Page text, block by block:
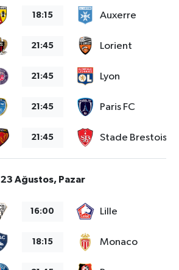
18:15 Auxerre
21:45 Lorient
21:45 Lyon
21:45 Paris FC
21:45 Stade Brestois
23 Ağustos, Pazar
16:00 Lille
18:15 Monaco